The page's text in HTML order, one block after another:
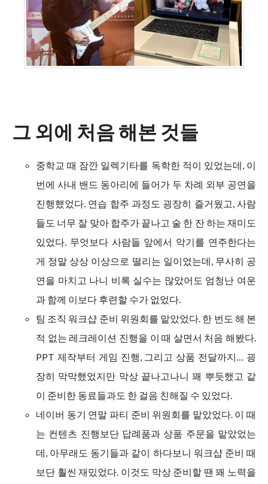
그 외에 처음 해본 것들
중학교 때 잠깐 일렉기타를 독학한 적이 있었는데, 이
번에 사내 밴드 동아리에 들어가 두 차례 외부 공연을
진행했었다. 연습 합주 과정도 굉장히 즐거웠고, 사람
들도 너무 잘 맞아 합주가 끝나고 술 한 잔 하는 재미도
있었다. 무엇보다 사람들 앞에서 악기를 연주한다는
게 정말 상상 이상으로 떨리는 일이었는데, 무사히 공
연을 마치고 나니 비록 실수는 많았어도 엄청난 여운
과 함께 이보다 후련할 수가 없었다.
팀 조직 워크샵 준비 위원회를 맡았었다. 한 번도 해 본
적 없는 레크레이션 진행을 이 때 살면서 처음 해봤다.
PPT 제작부터 게임 진행, 그리고 상품 전달까지… 굉
장히 막막했었지만 막상 끝나고나니 꽤 뿌듯했고 같
이 준비한 동료들과도 한 걸음 친해질 수 있었다.
네이버 동기 연말 파티 준비 위원회를 맡았었다. 이 때
는 컨텐츠 진행보단 답례품과 상품 주문을 맡았었는
데, 아무래도 동기들과 같이 하다보니 워크샵 준비 때
보단 훨씬 재밌었다. 이것도 막상 준비할 땐 꽤 노력을